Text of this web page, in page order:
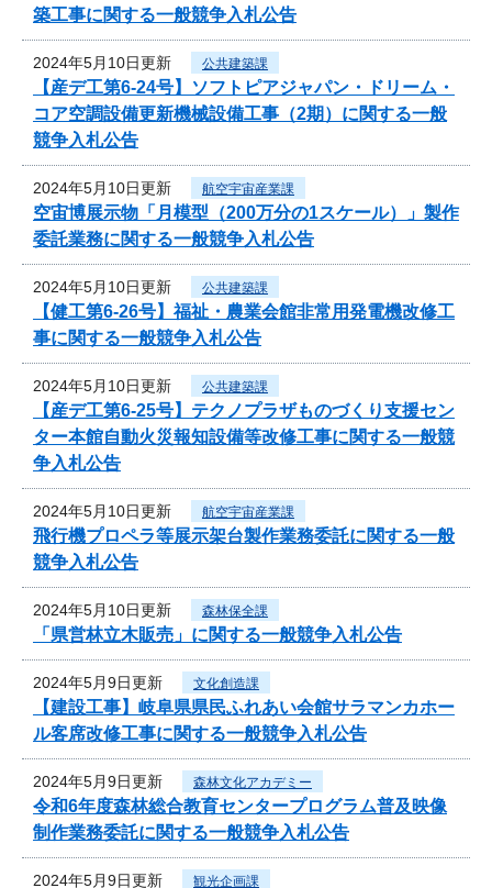
築工事に関する一般競争入札公告
2024年5月10日更新 公共建築課
【産デ工第6-24号】ソフトピアジャパン・ドリーム・
コア空調設備更新機械設備工事（2期）に関する一般
競争入札公告
2024年5月10日更新 航空宇宙産業課
空宙博展示物「月模型（200万分の1スケール）」製作
委託業務に関する一般競争入札公告
2024年5月10日更新 公共建築課
【健工第6-26号】福祉・農業会館非常用発電機改修工
事に関する一般競争入札公告
2024年5月10日更新 公共建築課
【産デ工第6-25号】テクノプラザものづくり支援セン
ター本館自動火災報知設備等改修工事に関する一般競
争入札公告
2024年5月10日更新 航空宇宙産業課
飛行機プロペラ等展示架台製作業務委託に関する一般
競争入札公告
2024年5月10日更新 森林保全課
「県営林立木販売」に関する一般競争入札公告
2024年5月9日更新 文化創造課
【建設工事】岐阜県県民ふれあい会館サラマンカホー
ル客席改修工事に関する一般競争入札公告
2024年5月9日更新 森林文化アカデミー
令和6年度森林総合教育センタープログラム普及映像
制作業務委託に関する一般競争入札公告
2024年5月9日更新 観光企画課